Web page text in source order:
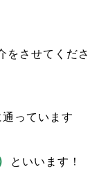
をさせてくださ
通っています
といいます！